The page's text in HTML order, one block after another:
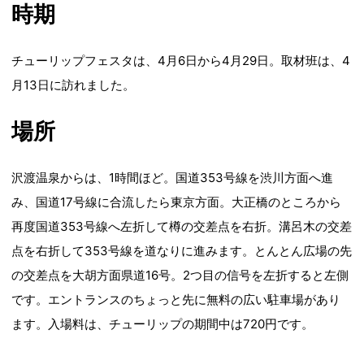
時期
チューリップフェスタは、4月6日から4月29日。取材班は、4
月13日に訪れました。
場所
沢渡温泉からは、1時間ほど。国道353号線を渋川方面へ進
み、国道17号線に合流したら東京方面。大正橋のところから
再度国道353号線へ左折して樽の交差点を右折。溝呂木の交差
点を右折して353号線を道なりに進みます。とんとん広場の先
の交差点を大胡方面県道16号。2つ目の信号を左折すると左側
です。エントランスのちょっと先に無料の広い駐車場があり
ます。入場料は、チューリップの期間中は720円です。